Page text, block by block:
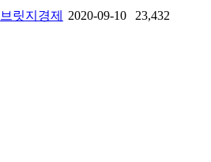
브릿지경제 2020-09-10 23,432